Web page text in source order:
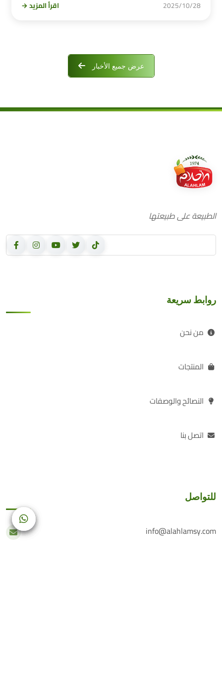
2025/10/28 اقرأ المزيد →
عرض جميع الأخبار
الطبيعة على طبيعتها
روابط سريعة
من نحن
المنتجات
النصائح والوصفات
اتصل بنا
للتواصل
info@alahlamsy.com